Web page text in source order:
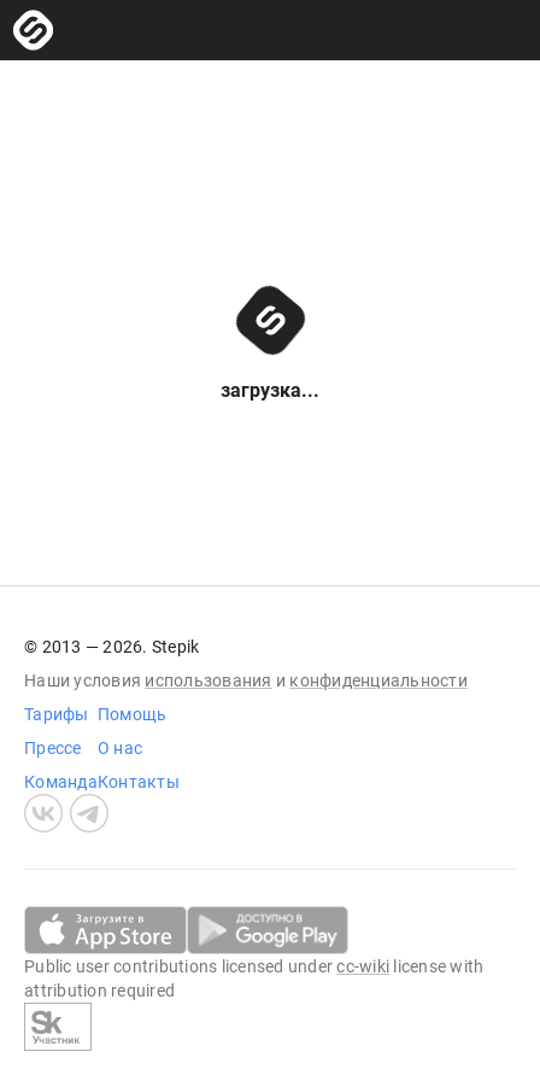
загрузка...
© 2013 — 2026. Stepik
Наши условия использования и конфиденциальности
Тарифы
Прессе
Команда
Помощь
О нас
Контакты
Public user contributions licensed undercc-wiki license with
attribution required